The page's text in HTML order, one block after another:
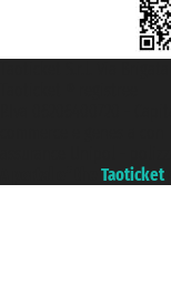
Taoticket